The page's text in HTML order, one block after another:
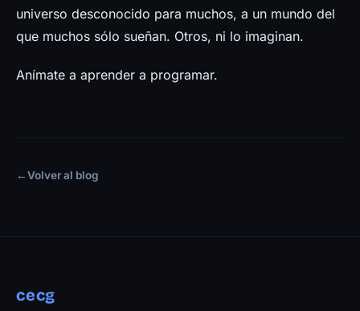
universo desconocido para muchos, a un mundo del
que muchos sólo sueñan. Otros, ni lo imaginan.
Anímate a aprender a programar.
←Volver al blog
cecg